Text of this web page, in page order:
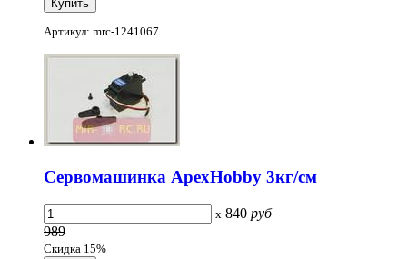
Артикул: mrc-1241067
Сервомашинка ApexHobby 3кг/см
x 840 руб
989
Скидка 15%